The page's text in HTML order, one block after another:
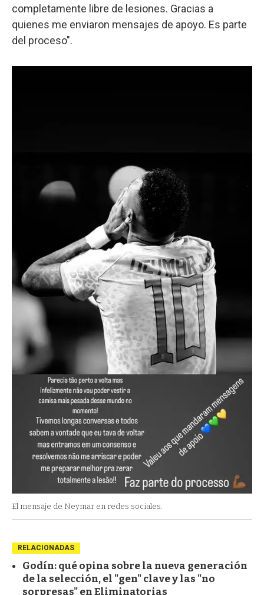
completamente libre de lesiones. Gracias a
quienes me enviaron mensajes de apoyo. Es parte
del proceso".
El mensaje de Neymar en redes sociales.
RELACIONADAS
Godín: qué opina sobre la nueva generación
de la selección, el "gen" clave y las "no
sorpresas" en Eliminatorias